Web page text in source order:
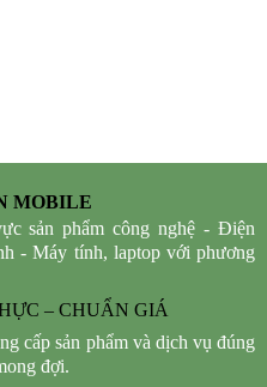
MOBILE
sản phẩm công nghệ - Điện
- Máy tính, laptop với phương
– CHUẨN GIÁ
cấp sản phẩm và dịch vụ đúng
đợi.